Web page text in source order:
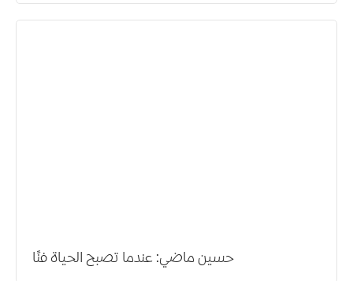
حسين ماضي: عندما تصبح الحياة فنًا